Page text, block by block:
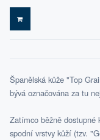
DO KOŠÍKU
Španělská kůže "Top
bývá označována za tu
Zatímco běžně dostupné
spodní vrstvy kůží (tzv.